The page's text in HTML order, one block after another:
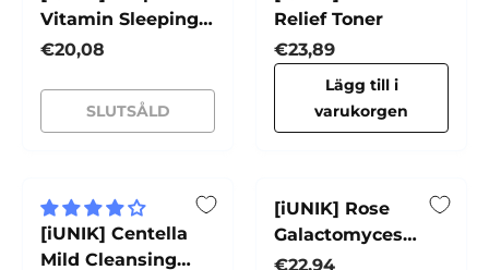
Vitamin Sleeping
Mask
Normalpris
€20,08
SLUTSÅLD
Relief Toner
Normalpris
€23,89
Lägg till i
varukorgen
[iUNIK] Centella
Mild Cleansing
[iUNIK] Rose
Galactomyces
Synergy Serum
Normalpris
€22,94